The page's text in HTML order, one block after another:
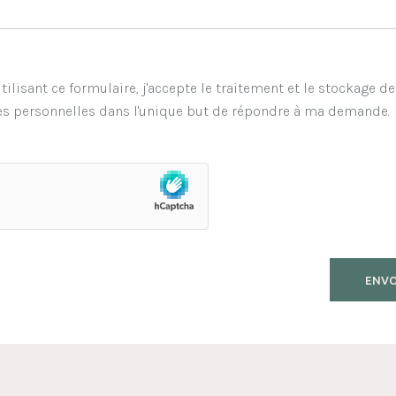
ce formulaire, j'accepte le traitement et le stockage
personnelles dans l'unique but de répondre à ma demande.